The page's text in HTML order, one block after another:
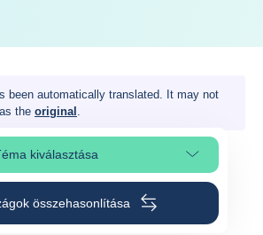
been automatically translated. It may not
the original .
kiválasztása
Oldalszakasz kiválasztása
összehasonlítása